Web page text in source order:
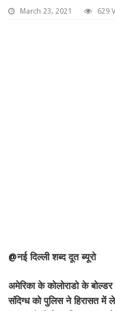
March 23, 2021 629
@नई दिल्ली शब्द दूत ब्यूरो
अमेरिका के कोलोराडो के
संदिग्ध को पुलिस ने हिरासत में